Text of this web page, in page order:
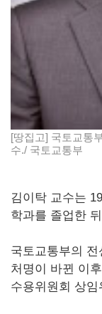
[땅집고] 국토교통
수./ 국토교통부
김이탁 교수는
학과를 졸업한
국토교통부의
처명이 바뀐 이
수용위원회 상